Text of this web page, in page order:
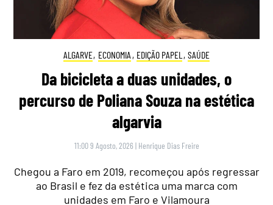
ALGARVE, ECONOMIA , EDIÇÃO PAPEL , SAÚDE
Da bicicleta a duas unidades, o
percurso de Poliana Souza na estética
algarvia
11:00 9 Agosto, 2026 | Henrique Dias Freire
Chegou a Faro em 2019, recomeçou após regressar
ao Brasil e fez da estética uma marca com
unidades em Faro e Vilamoura